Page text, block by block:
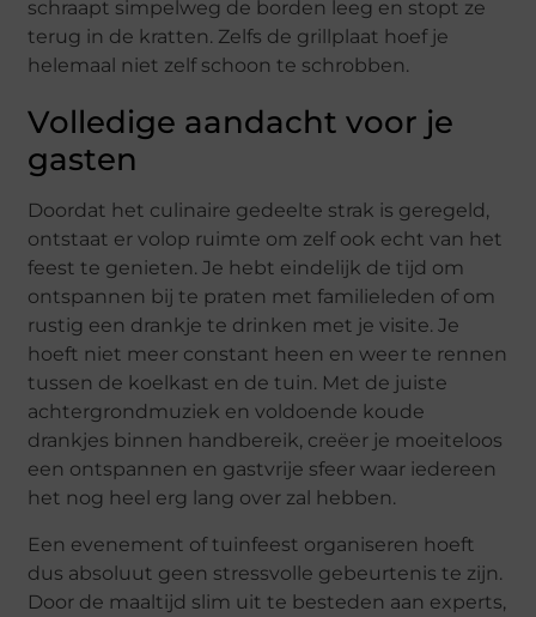
schraapt simpelweg de borden leeg en stopt ze
terug in de kratten. Zelfs de grillplaat hoef je
helemaal niet zelf schoon te schrobben.
Volledige aandacht voor je
gasten
Doordat het culinaire gedeelte strak is geregeld,
ontstaat er volop ruimte om zelf ook echt van het
feest te genieten. Je hebt eindelijk de tijd om
ontspannen bij te praten met familieleden of om
rustig een drankje te drinken met je visite. Je
hoeft niet meer constant heen en weer te rennen
tussen de koelkast en de tuin. Met de juiste
achtergrondmuziek en voldoende koude
drankjes binnen handbereik, creëer je moeiteloos
een ontspannen en gastvrije sfeer waar iedereen
het nog heel erg lang over zal hebben.
Een evenement of tuinfeest organiseren hoeft
dus absoluut geen stressvolle gebeurtenis te zijn.
Door de maaltijd slim uit te besteden aan experts,